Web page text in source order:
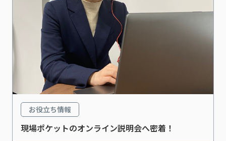
お役立ち情報
現場ポケットのオンライン説明会へ密着！